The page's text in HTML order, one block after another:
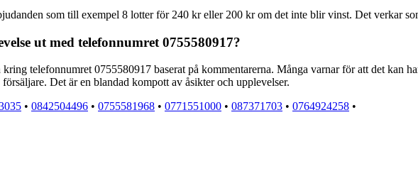
som till exempel 8 lotter för 240 kr eller 200 kr om det inte blir vinst. Det verkar
ut med telefonnumret 0755580917?
telefonnumret 0755580917 baserat på kommentarerna. Många varnar för att det kan
Det är en blandad kompott av åsikter och upplevelser.
• 0842504496 • 0755581968 • 0771551000 • 087371703 • 0764924258 •